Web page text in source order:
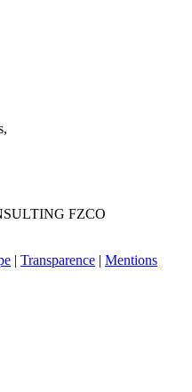
FZCO
| Transparence | Mentions